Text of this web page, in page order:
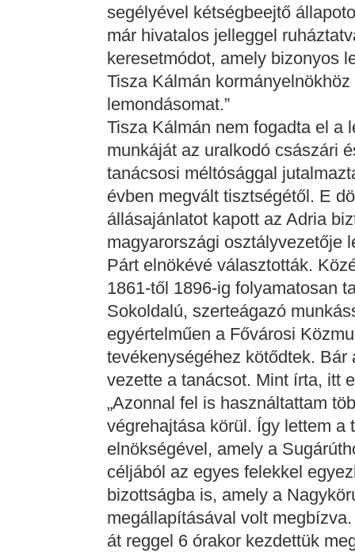
segélyével kétségbeejtő
már hivatalos jelleggel
keresetmódot, amely bizonyos
Tisza Kálmán
lemondásomat.”
Tisza Kálmán nem fogadta el a
munkáját az uralkodó császári
tanácsosi méltósággal
évben megvált tisztségétől. E
állásajánlatot kapott az Adria
magyarországi osztályvezetője
Párt elnökévé választották.
1861-től 1896-ig folyamatosan
Sokoldalú, szerteágazó
egyértelműen a Fővárosi
tevékenységéhez kötődtek.
vezette a tanácsot. Mint írta, itt
„Azonnal fel is használtattam
végrehajtása körül. Így lettem
elnökségével, amely a
céljából az egyes felekkel
bizottságba is, amely a
megállapításával volt
át reggel 6 órakor kezdettük